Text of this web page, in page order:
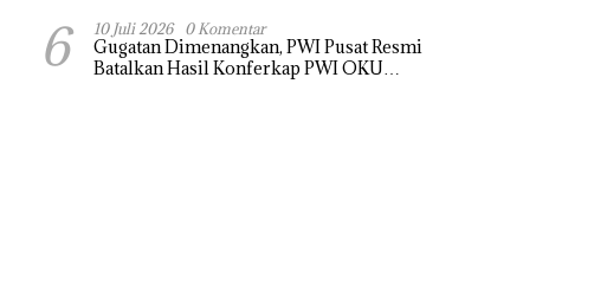
tersumbat sebakan banjir jika musim
hujan
6 10 Juli 2026 0 Komentar
Gugatan Dimenangkan, PWI Pusat Resmi
Batalkan Hasil Konferkap PWI OKU